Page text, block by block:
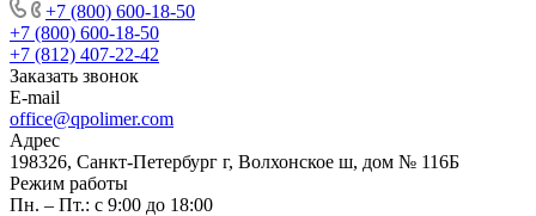
+7 (800) 600-18-50
+7 (800) 600-18-50
+7 (812) 407-22-42
Заказать звонок
E-mail
office@qpolimer.com
Адрес
198326, Санкт-Петербург г, Волхонское ш, дом № 116Б
Режим работы
Пн. – Пт.: с 9:00 до 18:00